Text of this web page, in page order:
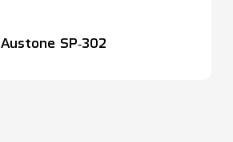
Austone SP‑302